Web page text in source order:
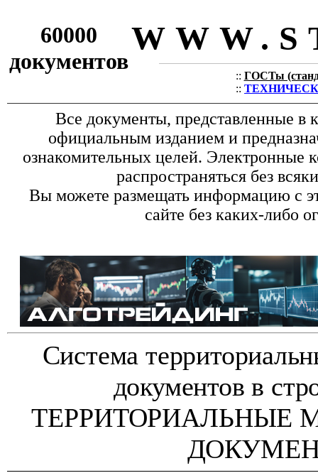
60000
документов
:: ГОСТы
::
Все документы, представленные в
официальным изданием и
ознакомительных целей. Электронные
распространяться без
Вы можете размещать информацию с
сайте без каких-либо
Система
документов в
ТЕРРИТОРИАЛЬНЫЕ